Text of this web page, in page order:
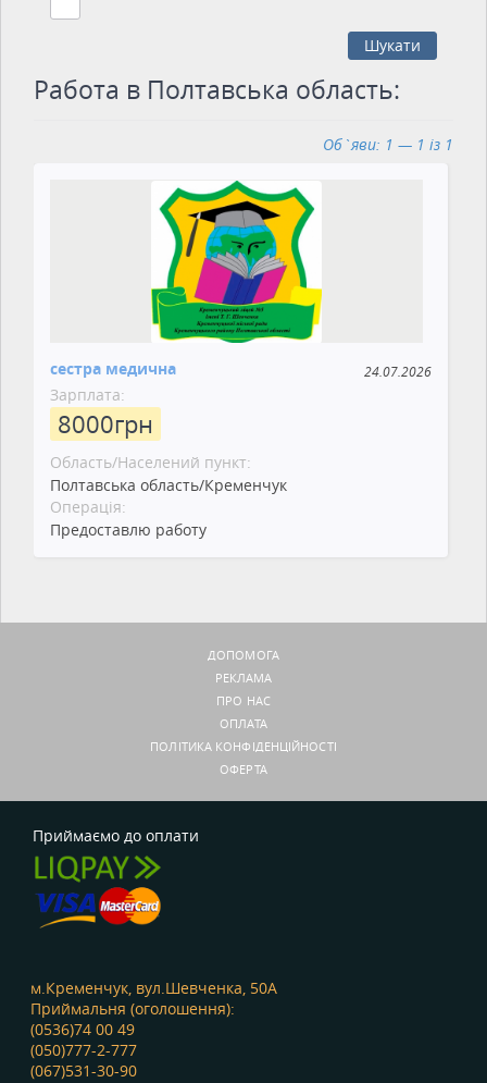
Шукати
Работа в Полтавська область:
Об`яви: 1 — 1 із 1
сестра медична 24.07.2026
Зарплата:
8000грн
Область/Населений пункт:
Полтавська область/Кременчук
Операція:
Предоставлю работу
ДОПОМОГА
РЕКЛАМА
ПРО НАС
ОПЛАТА
ПОЛІТИКА КОНФІДЕНЦІЙНОСТІ
ОФЕРТА
Приймаємо до оплати
м.Кременчук, вул.Шевченка, 50А
Приймальня (оголошення):
(0536)74 00 49
(050)777-2-777
(067)531-30-90